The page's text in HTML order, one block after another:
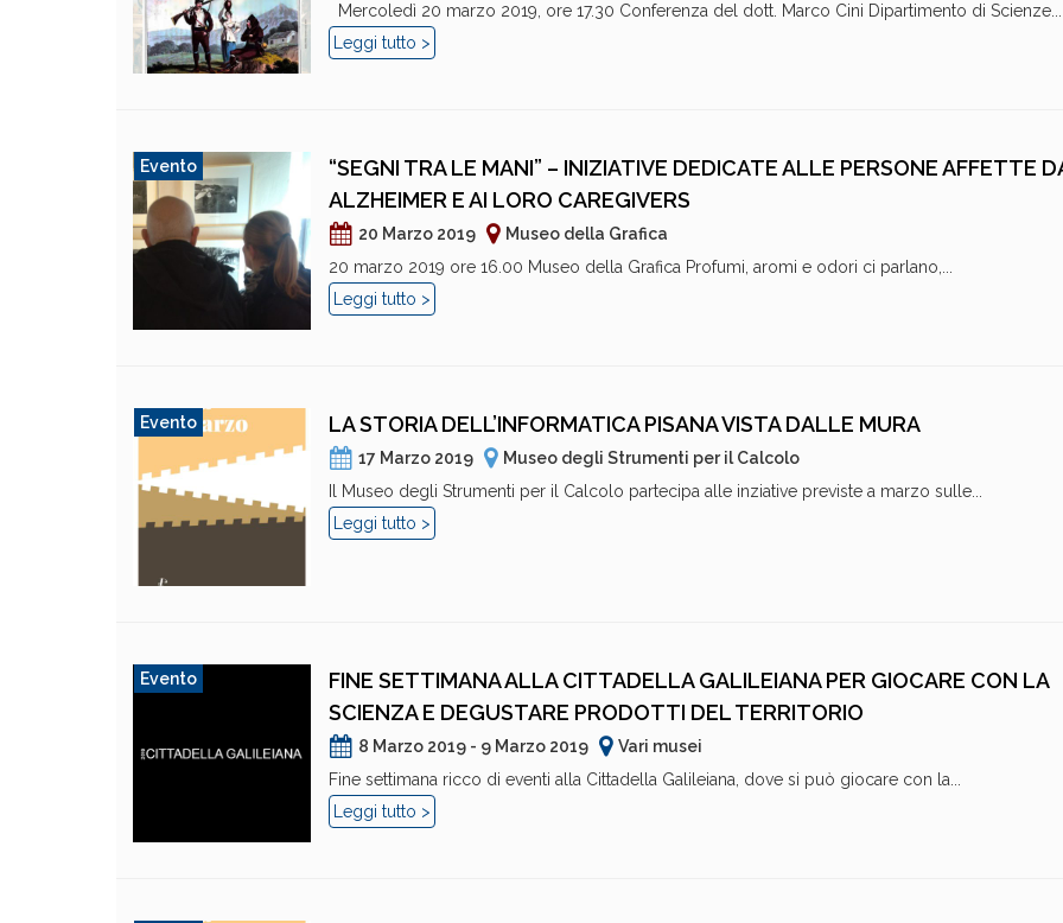
Mercoledì 20 marzo 2019, ore 17.30 Conferenza del dott. Marco Cini Dipartimento di Scienze...
Leggi tutto >
Evento
“SEGNI TRA LE MANI” – INIZIATIVE DEDICATE ALLE PERSONE AFFETTE
ALZHEIMER E AI LORO CAREGIVERS
20 Marzo 2019
Museo della Grafica
20 marzo 2019 ore 16.00 Museo della Grafica Profumi, aromi e odori ci parlano,...
Leggi tutto >
Evento LA STORIA DELL’INFORMATICA PISANA VISTA DALLE MURA
17 Marzo 2019
Museo degli Strumenti per il Calcolo
Il Museo degli Strumenti per il Calcolo partecipa alle inziative previste a marzo sulle...
Leggi tutto >
Evento
FINE SETTIMANA ALLA CITTADELLA GALILEIANA PER GIOCARE CON LA
SCIENZA E DEGUSTARE PRODOTTI DEL TERRITORIO
8 Marzo 2019 - 9 Marzo 2019
Vari musei
Fine settimana ricco di eventi alla Cittadella Galileiana, dove si può giocare con la...
Leggi tutto >